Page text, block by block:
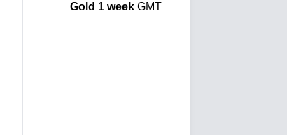
Gold 1 weekGMT